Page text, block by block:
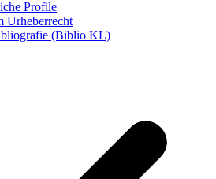
Profile
Urheberrecht
(Biblio KL)